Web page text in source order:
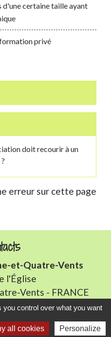
d'une certaine taille ayant
privé
doit recourir à un
erreur sur cette page
et-Quatre-Vents
l'Église
Vents - FRANCE
24 10 37
mairie :
control over what you want
all cookies Personalize